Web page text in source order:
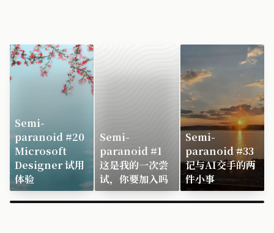
Semi-
paranoid #20
Microsoft
Designer 试用
体验
Semi-
paranoid #1
这是我的一次尝
试，你要加入吗
Semi-
paranoid #33
记与AI交手的两
件小事